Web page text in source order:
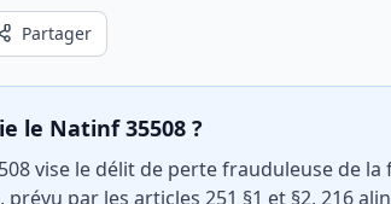
Partager
le Natinf 35508 ?
vise le délit de perte frauduleuse de
par les articles 251 §1 et §2, 216